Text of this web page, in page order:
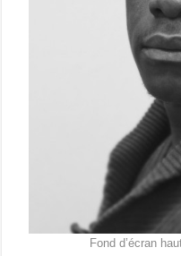
Fond d’écran